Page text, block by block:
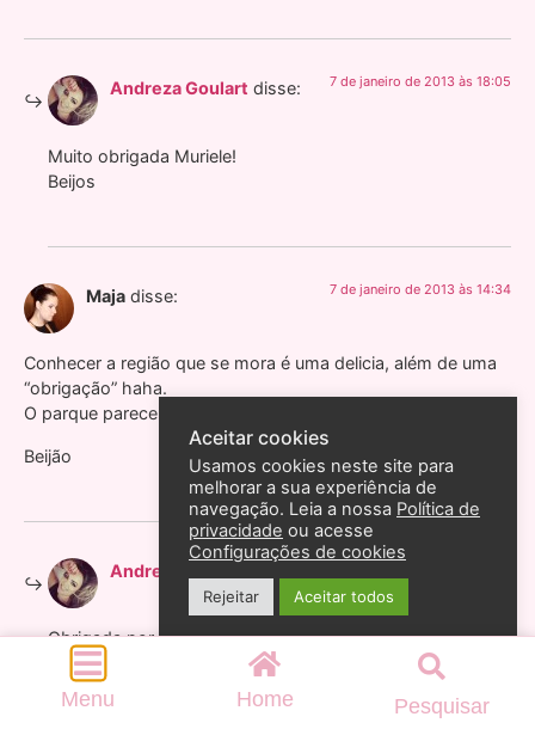
Andreza Goulart disse: 7 de janeiro de 2013 às 18:05
Muito obrigada Muriele!
Beijos
Maja disse: 7 de janeiro de 2013 às 14:34
Conhecer a região que se mora é uma delicia, além de uma
“obrigação” haha.
O parque parece lindo e o look combinou bem hehe.
Beijão
Andreza Goulart 7 de janeiro de 2013 às 18:08
Obrigada por comentar Maja!
Beijão
Aceitar cookies
Usamos cookies neste site para
melhorar a sua experiência de
navegação. Leia a nossa Política de
privacidade ou acesse
Configurações de cookies
Rejeitar Aceitar todos
Menu Home Pesquisar